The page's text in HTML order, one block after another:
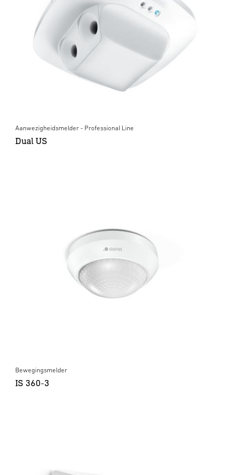
Aanwezigheidsmelder - Professional Line
Dual US
Bewegingsmelder
IS 360-3